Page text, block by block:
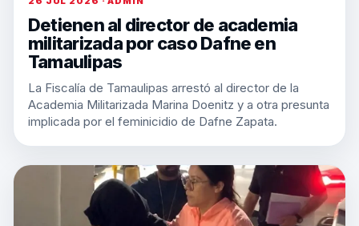
Detienen al director de academia
militarizada por caso Dafne en
Tamaulipas
La Fiscalía de Tamaulipas arrestó al director de la
Academia Militarizada Marina Doenitz y a otra presunta
implicada por el feminicidio de Dafne Zapata.